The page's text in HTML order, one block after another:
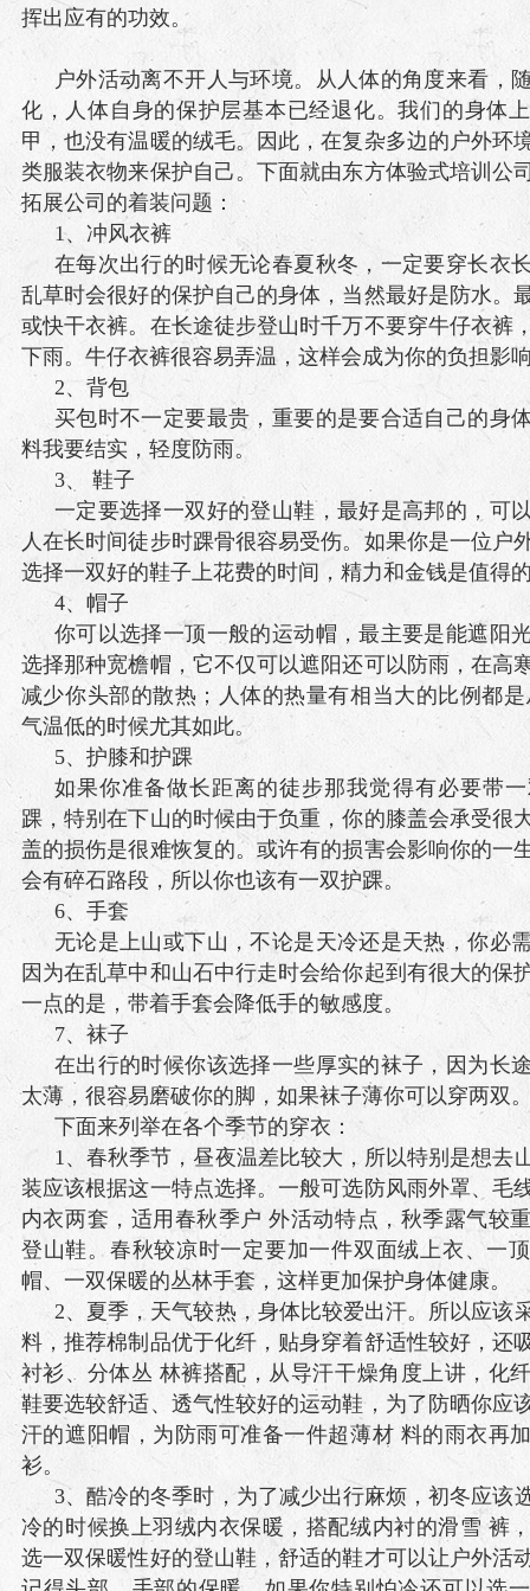
挥出应有的功效。
户外活动离不开人与环境。从人体的角度来看，
化，人体自身的保护层基本已经退化。我们的身体
甲，也没有温暖的绒毛。因此，在复杂多边的户外环
类服装衣物来保护自己。下面就由东方体验式培训公
拓展公司的着装问题：
1、冲风衣裤
在每次出行的时候无论春夏秋冬，一定要穿长衣
乱草时会很好的保护自己的身体，当然最好是防水。
或快干衣裤。在长途徒步登山时千万不要穿牛仔衣裤
下雨。牛仔衣裤很容易弄温，这样会成为你的负担影
2、背包
买包时不一定要最贵，重要的是要合适自己的身
料我要结实，轻度防雨。
3、 鞋子
一定要选择一双好的登山鞋，最好是高邦的，可
人在长时间徒步时踝骨很容易受伤。如果你是一位户
选择一双好的鞋子上花费的时间，精力和金钱是值得
4、帽子
你可以选择一顶一般的运动帽，最主要是能遮阳
选择那种宽檐帽，它不仅可以遮阳还可以防雨，在高
减少你头部的散热；人体的热量有相当大的比例都
气温低的时候尤其如此。
5、护膝和护踝
如果你准备做长距离的徒步那我觉得有必要带
踝，特别在下山的时候由于负重，你的膝盖会承受很
盖的损伤是很难恢复的。或许有的损害会影响你的一
会有碎石路段，所以你也该有一双护踝。
6、手套
无论是上山或下山，不论是天冷还是天热，你必
因为在乱草中和山石中行走时会给你起到有很大的保
一点的是，带着手套会降低手的敏感度。
7、袜子
在出行的时候你该选择一些厚实的袜子，因为长
太薄，很容易磨破你的脚，如果袜子薄你可以穿两双
下面来列举在各个季节的穿衣：
1、春秋季节，昼夜温差比较大，所以特别是想去
装应该根据这一特点选择。一般可选防风雨外罩、毛
内衣两套，适用春秋季户 外活动特点，秋季露气较
登山鞋。春秋较凉时一定要加一件双面绒上衣、一
帽、一双保暖的丛林手套，这样更加保护身体健康。
2、夏季，天气较热，身体比较爱出汗。所以应该
料，推荐棉制品优于化纤，贴身穿着舒适性较好，还
衬衫、分体丛 林裤搭配，从导汗干燥角度上讲，化
鞋要选较舒适、透气性较好的运动鞋，为了防晒你应
汗的遮阳帽，为防雨可准备一件超薄材 料的雨衣再
衫。
3、酷冷的冬季时，为了减少出行麻烦，初冬应该
冷的时候换上羽绒内衣保暖，搭配绒内衬的滑雪 裤
选一双保暖性好的登山鞋，舒适的鞋才可以让户外活